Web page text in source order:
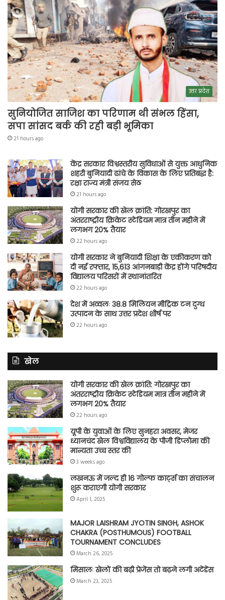
उत्तर प्रदेश
सुनियोजित साजिश का परिणाम थी संभल हिंसा,
सपा सांसद बर्क की रही बड़ी भूमिका
21 hours ago
केंद्र सरकार विश्वस्तरीय सुविधाओं से युक्त आधुनिक
शहरी बुनियादी ढांचे के विकास के लिए प्रतिबद्ध है:
रक्षा राज्य मंत्री संजय सेठ
21 hours ago
योगी सरकार की खेल क्रांति: गोरखपुर का
अंतरराष्ट्रीय क्रिकेट स्टेडियम मात्र तीन महीने में
लगभग 20% तैयार
22 hours ago
योगी सरकार ने बुनियादी शिक्षा के एकीकरण को
दी नई रफ्तार, 15,613 आंगनबाड़ी केंद्र होंगे परिषदीय
विद्यालय परिसरों में स्थानांतरित
22 hours ago
देश में अव्वलः 38.8 मिलियन मीट्रिक टन दुग्ध
उत्पादन के साथ उत्तर प्रदेश शीर्ष पर
22 hours ago
खेल
योगी सरकार की खेल क्रांति: गोरखपुर का
अंतरराष्ट्रीय क्रिकेट स्टेडियम मात्र तीन महीने में
लगभग 20% तैयार
22 hours ago
यूपी के युवाओं के लिए सुनहरा अवसर, मेजर
ध्यानचंद खेल विश्वविद्यालय के पीजी डिप्लोमा की
मान्यता उच्च स्तर की
3 weeks ago
लखनऊ में जल्द ही 16 गोल्फ कार्ट्स का संचालन
शुरू कराएगी योगी सरकार
April 1, 2025
MAJOR LAISHRAM JYOTIN SINGH, ASHOK
CHAKRA (POSTHUMOUS) FOOTBALL
TOURNAMENT CONCLUDES
March 26, 2025
मिसालः खेलों की बढ़ी प्रेजेंस तो बढ़ने लगी अटेंडेंस
March 23, 2025